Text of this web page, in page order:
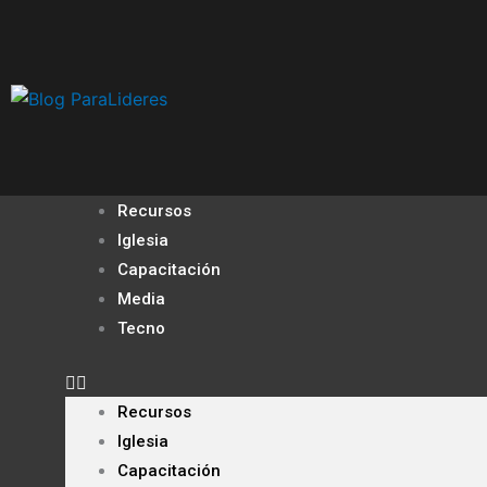
Recursos
Iglesia
Capacitación
Media
Tecno
Recursos
Iglesia
Capacitación